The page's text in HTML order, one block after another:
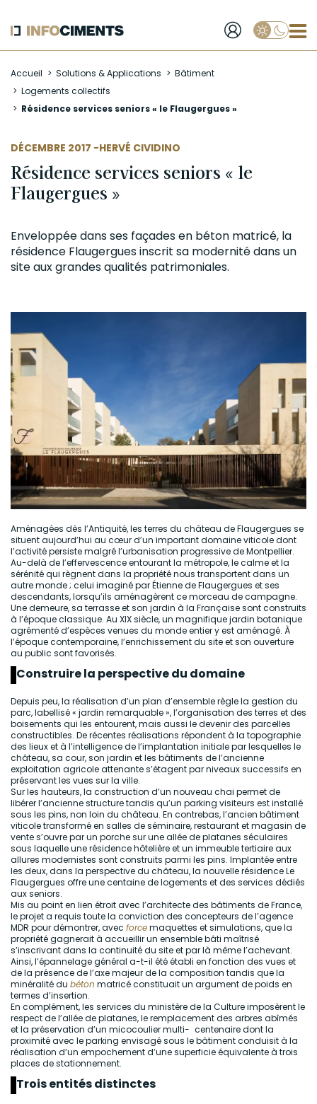
au
contenu
principal
Accueil Solutions & Applications
Bâtiment
Logements collectifs
Résidence services seniors « le Flaugergues »
DÉCEMBRE 2017 -
AUTEUR HERVÉ CIVIDINO
Résidence services seniors « le
Flaugergues »
Enveloppée dans ses façades en béton matricé, la
résidence Flaugergues inscrit sa modernité dans un
site aux grandes qualités patrimoniales.
Aménagées dès l’Antiquité, les terres du château de Flaugergues se
situent aujourd’hui au cœur d’un important domaine viticole dont
l’activité persiste malgré l’urbanisation progressive de Montpellier.
Au-delà de l’effervescence entourant la métropole, le calme et la
sérénité qui règnent dans la propriété nous transportent dans un
autre monde ; celui imaginé par Étienne de Flaugergues et ses
descendants, lorsqu’ils aménagèrent ce morceau de campagne.
Une demeure, sa terrasse et son jardin à la Française sont construits
à l’époque classique. Au XIX siècle, un magnifique jardin botanique
agrémenté d’espèces venues du monde entier y est aménagé. À
l’époque contemporaine, l’enrichissement du site et son ouverture
au public sont favorisés.
Construire la perspective du domaine
Depuis peu, la réalisation d’un plan d’ensemble règle la gestion du
parc, labellisé « jardin remarquable », l’organisation des terres et des
boisements qui les entourent, mais aussi le devenir des parcelles
constructibles. De récentes réalisations répondent à la topographie
des lieux et à l’intelligence de l’implantation initiale par lesquelles le
château, sa cour, son jardin et les bâtiments de l’ancienne
exploitation agricole attenante s’étagent par niveaux successifs en
préservant les vues sur la ville.
Sur les hauteurs, la construction d’un nouveau chai permet de
libérer l’ancienne structure tandis qu’un parking visiteurs est installé
sous les pins, non loin du château. En contrebas, l’ancien bâtiment
viticole transformé en salles de séminaire, restaurant et magasin de
vente s’ouvre par un porche sur une allée de platanes séculaires
sous laquelle une résidence hôtelière et un immeuble tertiaire aux
allures modernistes sont construits parmi les pins. Implantée entre
les deux, dans la perspective du château, la nouvelle résidence Le
Flaugergues offre une centaine de logements et des services dédiés
aux seniors.
Mis au point en lien étroit avec l’architecte des bâtiments de France,
le projet a requis toute la conviction des concepteurs de l’agence
MDR pour démontrer, avec forcemaquettes et simulations, que la
propriété gagnerait à accueillir un ensemble bâti maîtrisé
s’inscrivant dans la continuité du site et par là même l’achevant.
Ainsi, l’épannelage général a-t-il été établi en fonction des vues et
de la présence de l’axe majeur de la composition tandis que la
minéralité du béton matricé constituait un argument de poids en
termes d’insertion.
En complément, les services du ministère de la Culture imposèrent le
respect de l’allée de platanes, le remplacement des arbres abîmés
et la préservation d’un micocoulier multi- centenaire dont la
proximité avec le parking envisagé sous le bâtiment conduisit à la
réalisation d’un empochement d’une superficie équivalente à trois
places de stationnement.
Trois entités distinctes